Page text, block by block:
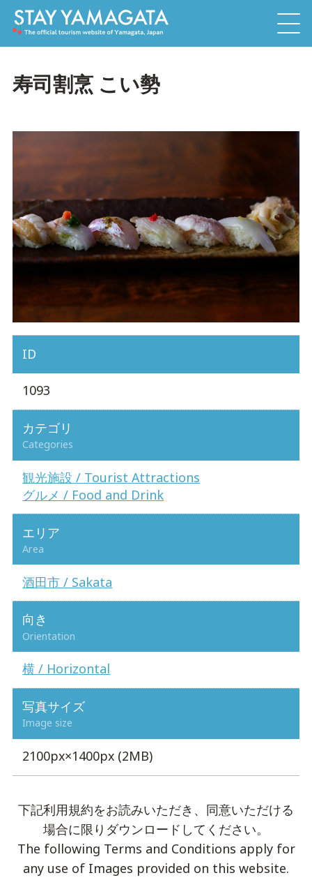
寿司割烹 こい勢
ID
1093
カテゴリ
Categories
観光施設 / Tourist Attractions
グルメ / Food and Drink
エリア
Area
酒田市 / Sakata
向き
Orientation
横 / Horizontal
写真サイズ
Image size
2100px×1400px (2MB)
下記利用規約をお読みいただき、同意いただける
場合に限りダウンロードしてください。
The following Terms and Conditions apply for
any use of Images provided on this website.